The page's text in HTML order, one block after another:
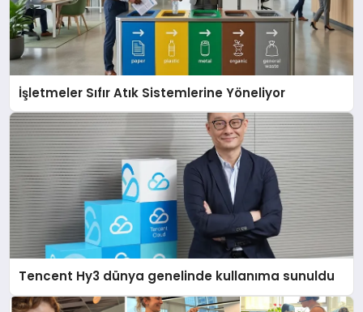
İşletmeler Sıfır Atık Sistemlerine Yöneliyor
Tencent Hy3 dünya genelinde kullanıma sunuldu